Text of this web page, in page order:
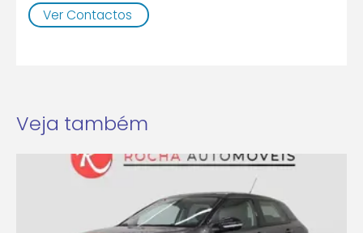
Ver Contactos
Veja também